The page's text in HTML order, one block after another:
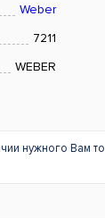
Weber
7211
WEBER
нужного Вам